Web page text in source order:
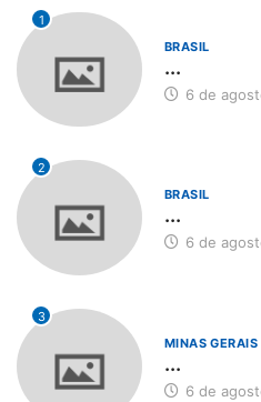
1
BRASIL
...
6 de
2
BRASIL
...
6 de
3
MINAS GERAIS
...
6 de